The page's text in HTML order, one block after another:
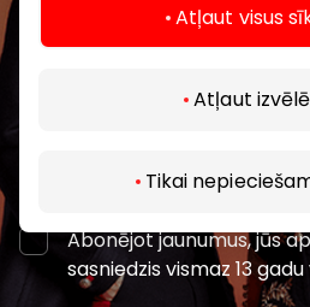
Atļaut visus
Atļaut
Tikai
Abonēt
Abonējot jaunumus, jūs
sasniedzis vismaz 13